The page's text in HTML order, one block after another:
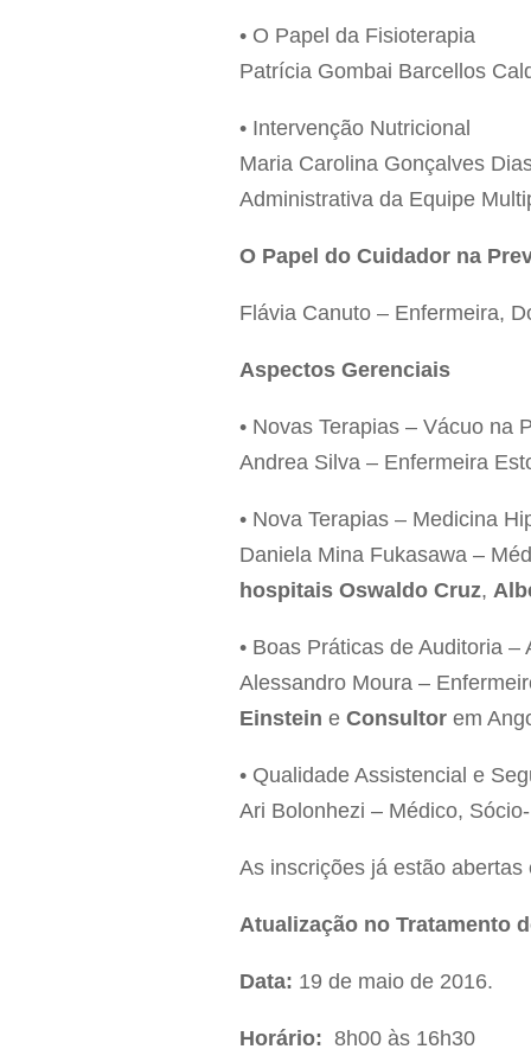
• O Papel da Fisioterapia
Patrícia Gombai Barcellos
• Intervenção Nutricional
Maria Carolina Gonçalves
Administrativa da Equipe
O Papel do Cuidador na
Flávia Canuto – Enfermeira,
Aspectos Gerenciais
• Novas Terapias – Vácuo na
Andrea Silva – Enfermeira
• Nova Terapias – Medicina
Daniela Mina Fukasawa –
hospitais Oswaldo Cruz,
• Boas Práticas de Auditoria
Alessandro Moura –
Einstein e Consultor em
• Qualidade Assistencial e
Ari Bolonhezi – Médico,
As inscrições já estão
Atualização no Tratamento
Data: 19 de maio de 2016.
Horário: 8h00 às 16h30